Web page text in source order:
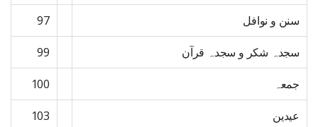
سنن و نوافل 97
سجدہ شکر و سجدہ قرآن 99
جمعہ 100
عیدین 103